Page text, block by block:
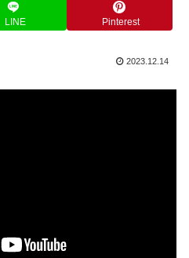
LINE Pinterest
2023.12.14